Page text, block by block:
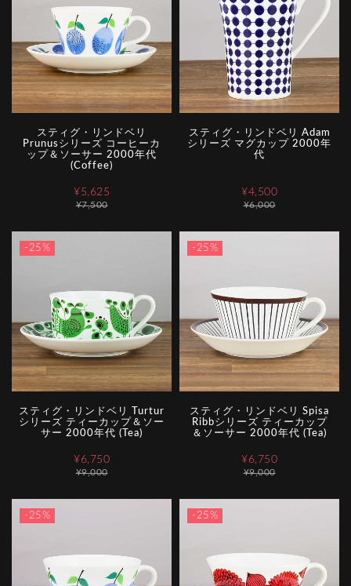
スティグ・リンドベリ
Prunusシリーズ コーヒーカ
ップ＆ソーサー 2000年代
(Coffee)
¥7,500
¥5,625
スティグ・リンドベリ Adam
シリーズ マグカップ 2000年
代
¥6,000
¥4,500
-25%
スティグ・リンドベリ Turtur
シリーズ ティーカップ＆ソー
サー 2000年代 (Tea)
¥9,000
¥6,750
-25%
スティグ・リンドベリ Spisa
Ribbシリーズ ティーカップ
＆ソーサー 2000年代 (Tea)
¥9,000
¥6,750
-25% -25%